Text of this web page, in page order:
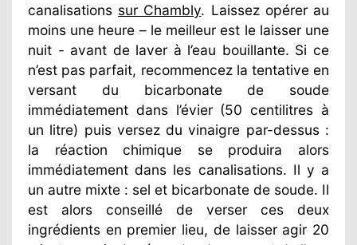
canalisations sur Chambly. Laissez opérer au
moins une heure – le meilleur est le laisser une
nuit - avant de laver à l’eau bouillante. Si ce
n’est pas parfait, recommencez la tentative en
versant du bicarbonate de soude
immédiatement dans l’évier (50 centilitres à
un litre) puis versez du vinaigre par-dessus :
la réaction chimique se produira alors
immédiatement dans les canalisations. Il y a
un autre mixte : sel et bicarbonate de soude. Il
est alors conseillé de verser ces deux
ingrédients en premier lieu, de laisser agir 20